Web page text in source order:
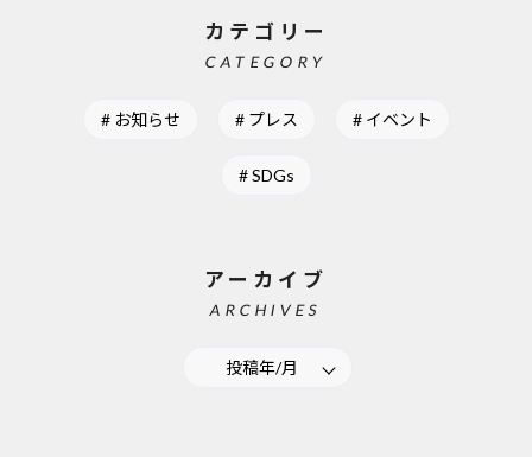
カテゴリー
CATEGORY
お知らせ プレス イベント
SDGs
アーカイブ
ARCHIVES
投稿年/月